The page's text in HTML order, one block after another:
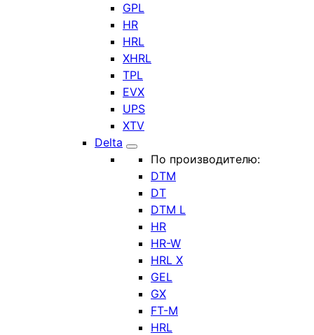
GPL
HR
HRL
XHRL
TPL
EVX
UPS
XTV
Delta
По производителю:
DTM
DT
DTM L
HR
HR-W
HRL X
GEL
GX
FT-M
HRL